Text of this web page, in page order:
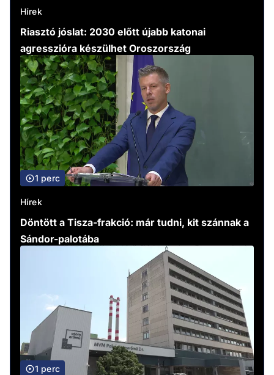
Hírek
Riasztó jóslat: 2030 előtt újabb katonai
agresszióra készülhet Oroszország
1 perc
Hírek
Döntött a Tisza-frakció: már tudni, kit szánnak a
Sándor-palotába
1 perc